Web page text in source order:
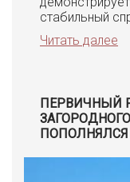
стабильный
Читать далее
ПЕРВИЧНЫЙ
ПОПОЛНЯЛСЯ